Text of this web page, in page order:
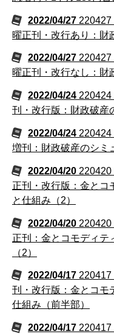
2022/04/27
曜正刊・改行あり：財
2022/04/27
曜正刊・改行なし：財
2022/04/24 220424
刊・改行版：財政破産
2022/04/24 220424
増刊：財政破産のシミ
2022/04/20 220420
正刊・改行版：金とコ
と仕組み（2）
2022/04/20 220420
正刊：金とコモディテ
（2）
2022/04/17
刊・改行版：金とコモ
仕組み（前半部）
2022/04/17